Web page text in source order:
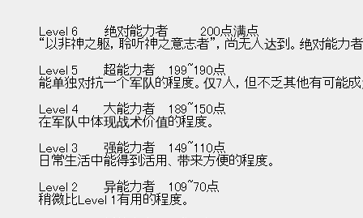
Level 6	绝对能力者	200点满点
“以非神之躯，聆听神之意志者”，尚无人达到。绝对能力
Level 5	超能力者	199~190点
能单独对抗一个军队的程度。仅7人，但不乏其他有可能成
Level 4	大能力者	189~150点
在军队中体现战术价值的程度。
Level 3	强能力者	149~110点
日常生活中能得到活用、带来方便的程度。
Level 2	异能力者	109~70点
稍微比Level 1有用的程度。